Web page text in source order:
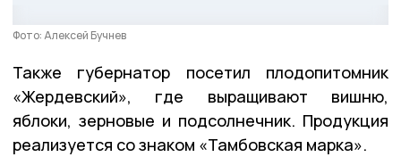
Фото: Алексей Бучнев
Также губернатор посетил плодопитомник
«Жердевский», где выращивают вишню,
яблоки, зерновые и подсолнечник. Продукция
реализуется со знаком «Тамбовская марка».